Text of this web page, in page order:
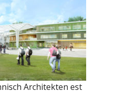
Architekten est